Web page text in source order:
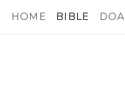
HOME BIBLE DOA